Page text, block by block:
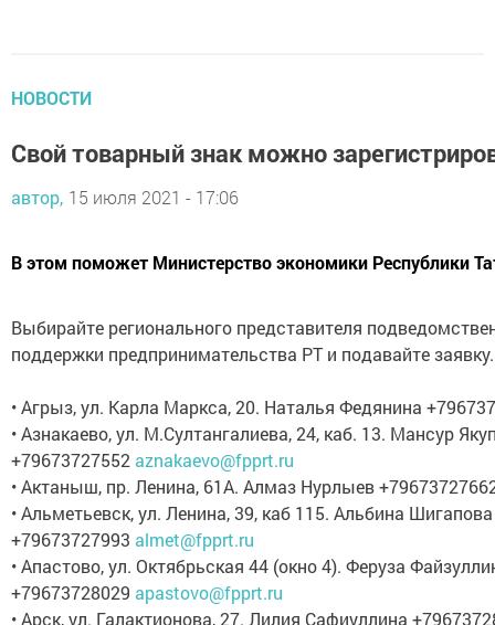
НОВОСТИ
Свой товарный знак можно
автор, 15 июля 2021 - 17:06
В этом поможет Министерство экономики Республики
Выбирайте регионального представителя
поддержки предпринимательства РТ и подавайте заявку.
• Агрыз, ул. Карла Маркса, 20. Наталья Федянина
• Азнакаево, ул. М.Султангалиева, 24, каб. 13. Мансур
+79673727552aznakaevo@fpprt.ru
• Актаныш, пр. Ленина, 61А. Алмаз Нурлыев
• Альметьевск, ул. Ленина, 39, каб 115. Альбина Шигапова
+79673727993 almet@fpprt.ru
• Апастово, ул. Октябрьская 44 (окно 4). Феруза
+79673728029 apastovo@fpprt.ru
• Арск, ул. Галактионова, 27. Лилия Сафиуллина